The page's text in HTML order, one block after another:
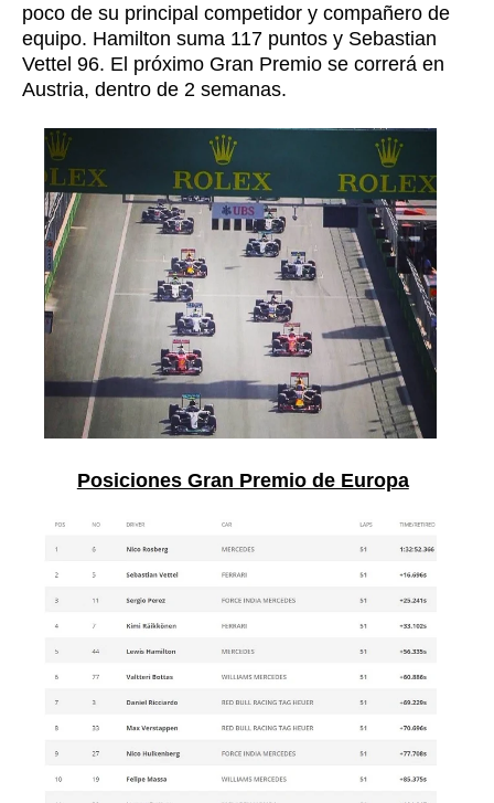
poco de su principal competidor y compañero de
equipo. Hamilton suma 117 puntos y Sebastian
Vettel 96. El próximo Gran Premio se correrá en
Austria, dentro de 2 semanas.
Posiciones Gran Premio de Europa